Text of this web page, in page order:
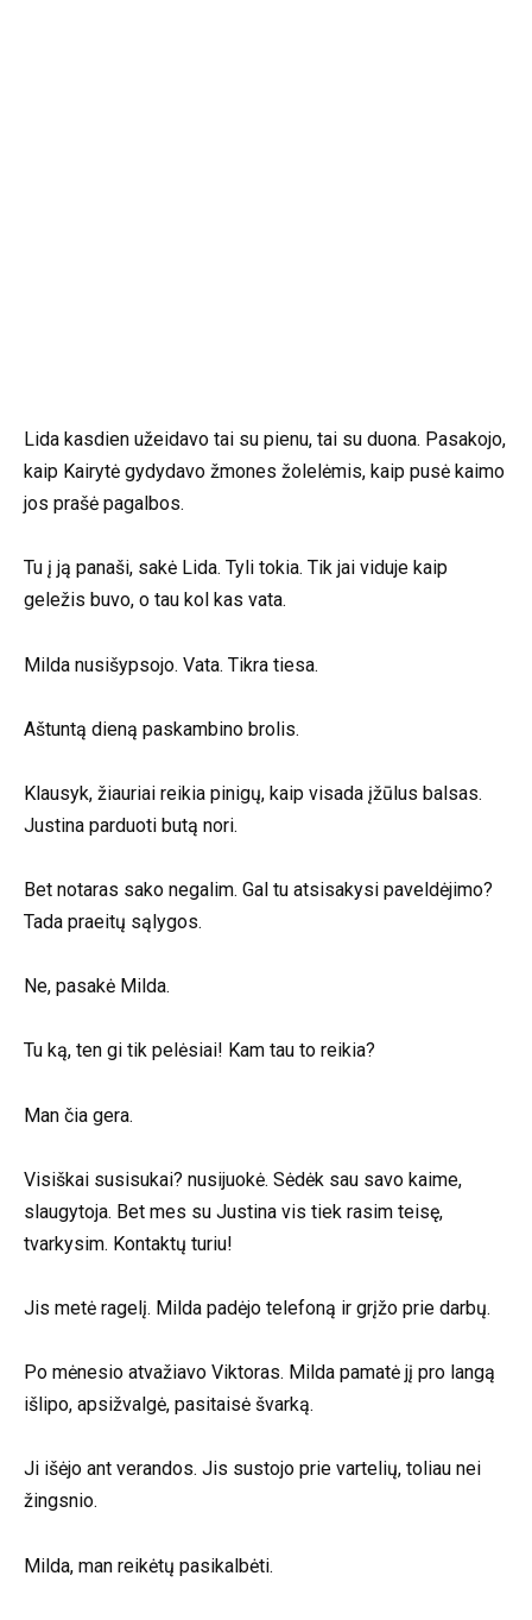
Lida kasdien užeidavo tai su pienu, tai su duona. Pasakojo,
kaip Kairytė gydydavo žmones žolelėmis, kaip pusė kaimo
jos prašė pagalbos.
Tu į ją panaši, sakė Lida. Tyli tokia. Tik jai viduje kaip
geležis buvo, o tau kol kas vata.
Milda nusišypsojo. Vata. Tikra tiesa.
Aštuntą dieną paskambino brolis.
Klausyk, žiauriai reikia pinigų, kaip visada įžūlus balsas.
Justina parduoti butą nori.
Bet notaras sako negalim. Gal tu atsisakysi paveldėjimo?
Tada praeitų sąlygos.
Ne, pasakė Milda.
Tu ką, ten gi tik pelėsiai! Kam tau to reikia?
Man čia gera.
Visiškai susisukai? nusijuokė. Sėdėk sau savo kaime,
slaugytoja. Bet mes su Justina vis tiek rasim teisę,
tvarkysim. Kontaktų turiu!
Jis metė ragelį. Milda padėjo telefoną ir grįžo prie darbų.
Po mėnesio atvažiavo Viktoras. Milda pamatė jį pro langą
išlipo, apsižvalgė, pasitaisė švarką.
Ji išėjo ant verandos. Jis sustojo prie vartelių, toliau nei
žingsnio.
Milda, man reikėtų pasikalbėti.